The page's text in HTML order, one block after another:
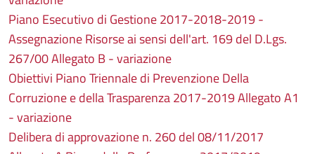
Piano Esecutivo di Gestione 2017-2018-2019 -
Assegnazione Risorse ai sensi dell'art. 169 del D.Lgs.
267/00 Allegato B - variazione
Obiettivi Piano Triennale di Prevenzione Della
Corruzione e della Trasparenza 2017-2019 Allegato A1
- variazione
Delibera di approvazione n. 260 del 08/11/2017